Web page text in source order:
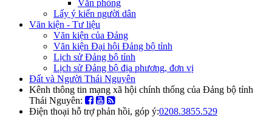
Văn phòng
Lấy ý kiến người dân
Văn kiện - Tư liệu
Văn kiện của Đảng
Văn kiện Đại hội Đảng bộ tỉnh
Lịch sử Đảng bộ tỉnh
Lịch sử Đảng bộ địa phương, đơn vị
Đất và Người Thái Nguyên
Kênh thông tin mạng xã hội chính thống của Đảng bộ tỉnh
Thái Nguyên:
Điện thoại hỗ trợ phản hồi, góp ý:0208.3855.529